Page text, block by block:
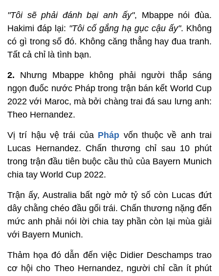
"Tôi sẽ phải đánh bại anh ấy", Mbappe nói đùa.
Hakimi đáp lại: "Tôi cố gắng hạ gục cậu ấy". Không
có gì trong số đó. Không căng thẳng hay đua tranh.
Tất cả chỉ là tình bạn.
2. Nhưng Mbappe không phải người thắp sáng
ngọn đuốc nước Pháp trong trận bán kết World Cup
2022 với Maroc, mà bởi chàng trai đá sau lưng anh:
Theo Hernandez.
Vị trí hậu vệ trái của Pháp vốn thuộc về anh trai
Lucas Hernandez. Chấn thương chỉ sau 10 phút
trong trận đầu tiên buộc cầu thủ của Bayern Munich
chia tay World Cup 2022.
Trận ấy, Australia bất ngờ mở tỷ số còn Lucas đứt
dây chằng chéo đầu gối trái. Chấn thương nặng đến
mức anh phải nói lời chia tay phần còn lại mùa giải
với Bayern Munich.
Thảm họa đó dẫn đến việc Didier Deschamps trao
cơ hội cho Theo Hernandez, người chỉ cần ít phút